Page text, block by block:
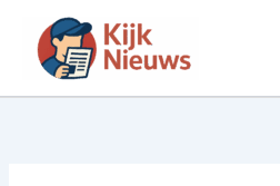
inhoud